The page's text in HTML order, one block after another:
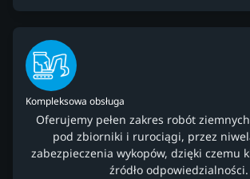
Kompleksowa obsługa
Oferujemy pełen zakres robót
pod zbiorniki i rurociągi, przez
zabezpieczenia wykopów, dzięki czemu
źródło odpowiedzialności.